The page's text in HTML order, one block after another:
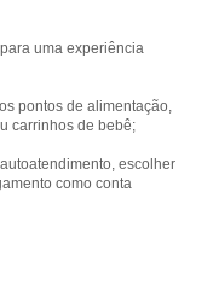
uma experiência
pontos de alimentação,
carrinhos de bebê;
escolher
como conta